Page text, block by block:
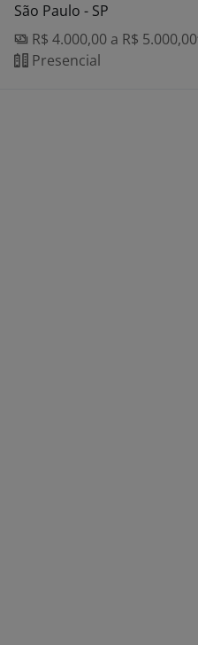
São Paulo - SP
R$ 4.000,00 a R$ 5.000,00
Presencial